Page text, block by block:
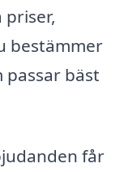
bestämmer
bäst
får